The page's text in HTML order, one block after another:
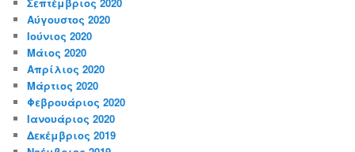
Αύγουστος 2020
Ιούνιος 2020
Μάιος 2020
Απρίλιος 2020
Μάρτιος 2020
Φεβρουάριος 2020
Ιανουάριος 2020
Δεκέμβριος 2019